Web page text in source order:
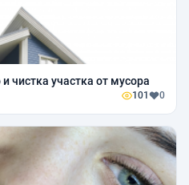
чистка участка от мусора
101 0